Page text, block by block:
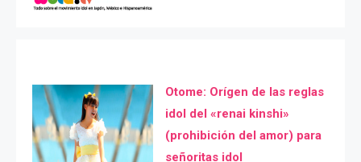
Otome: Orígen de las reglas
idol del «renai kinshi»
(prohibición del amor) para
señoritas idol